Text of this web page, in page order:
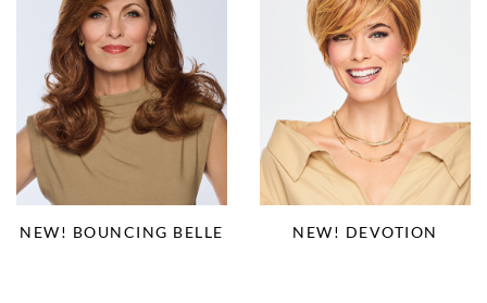
NEW! BOUNCING BELLE NEW! DEVOTION